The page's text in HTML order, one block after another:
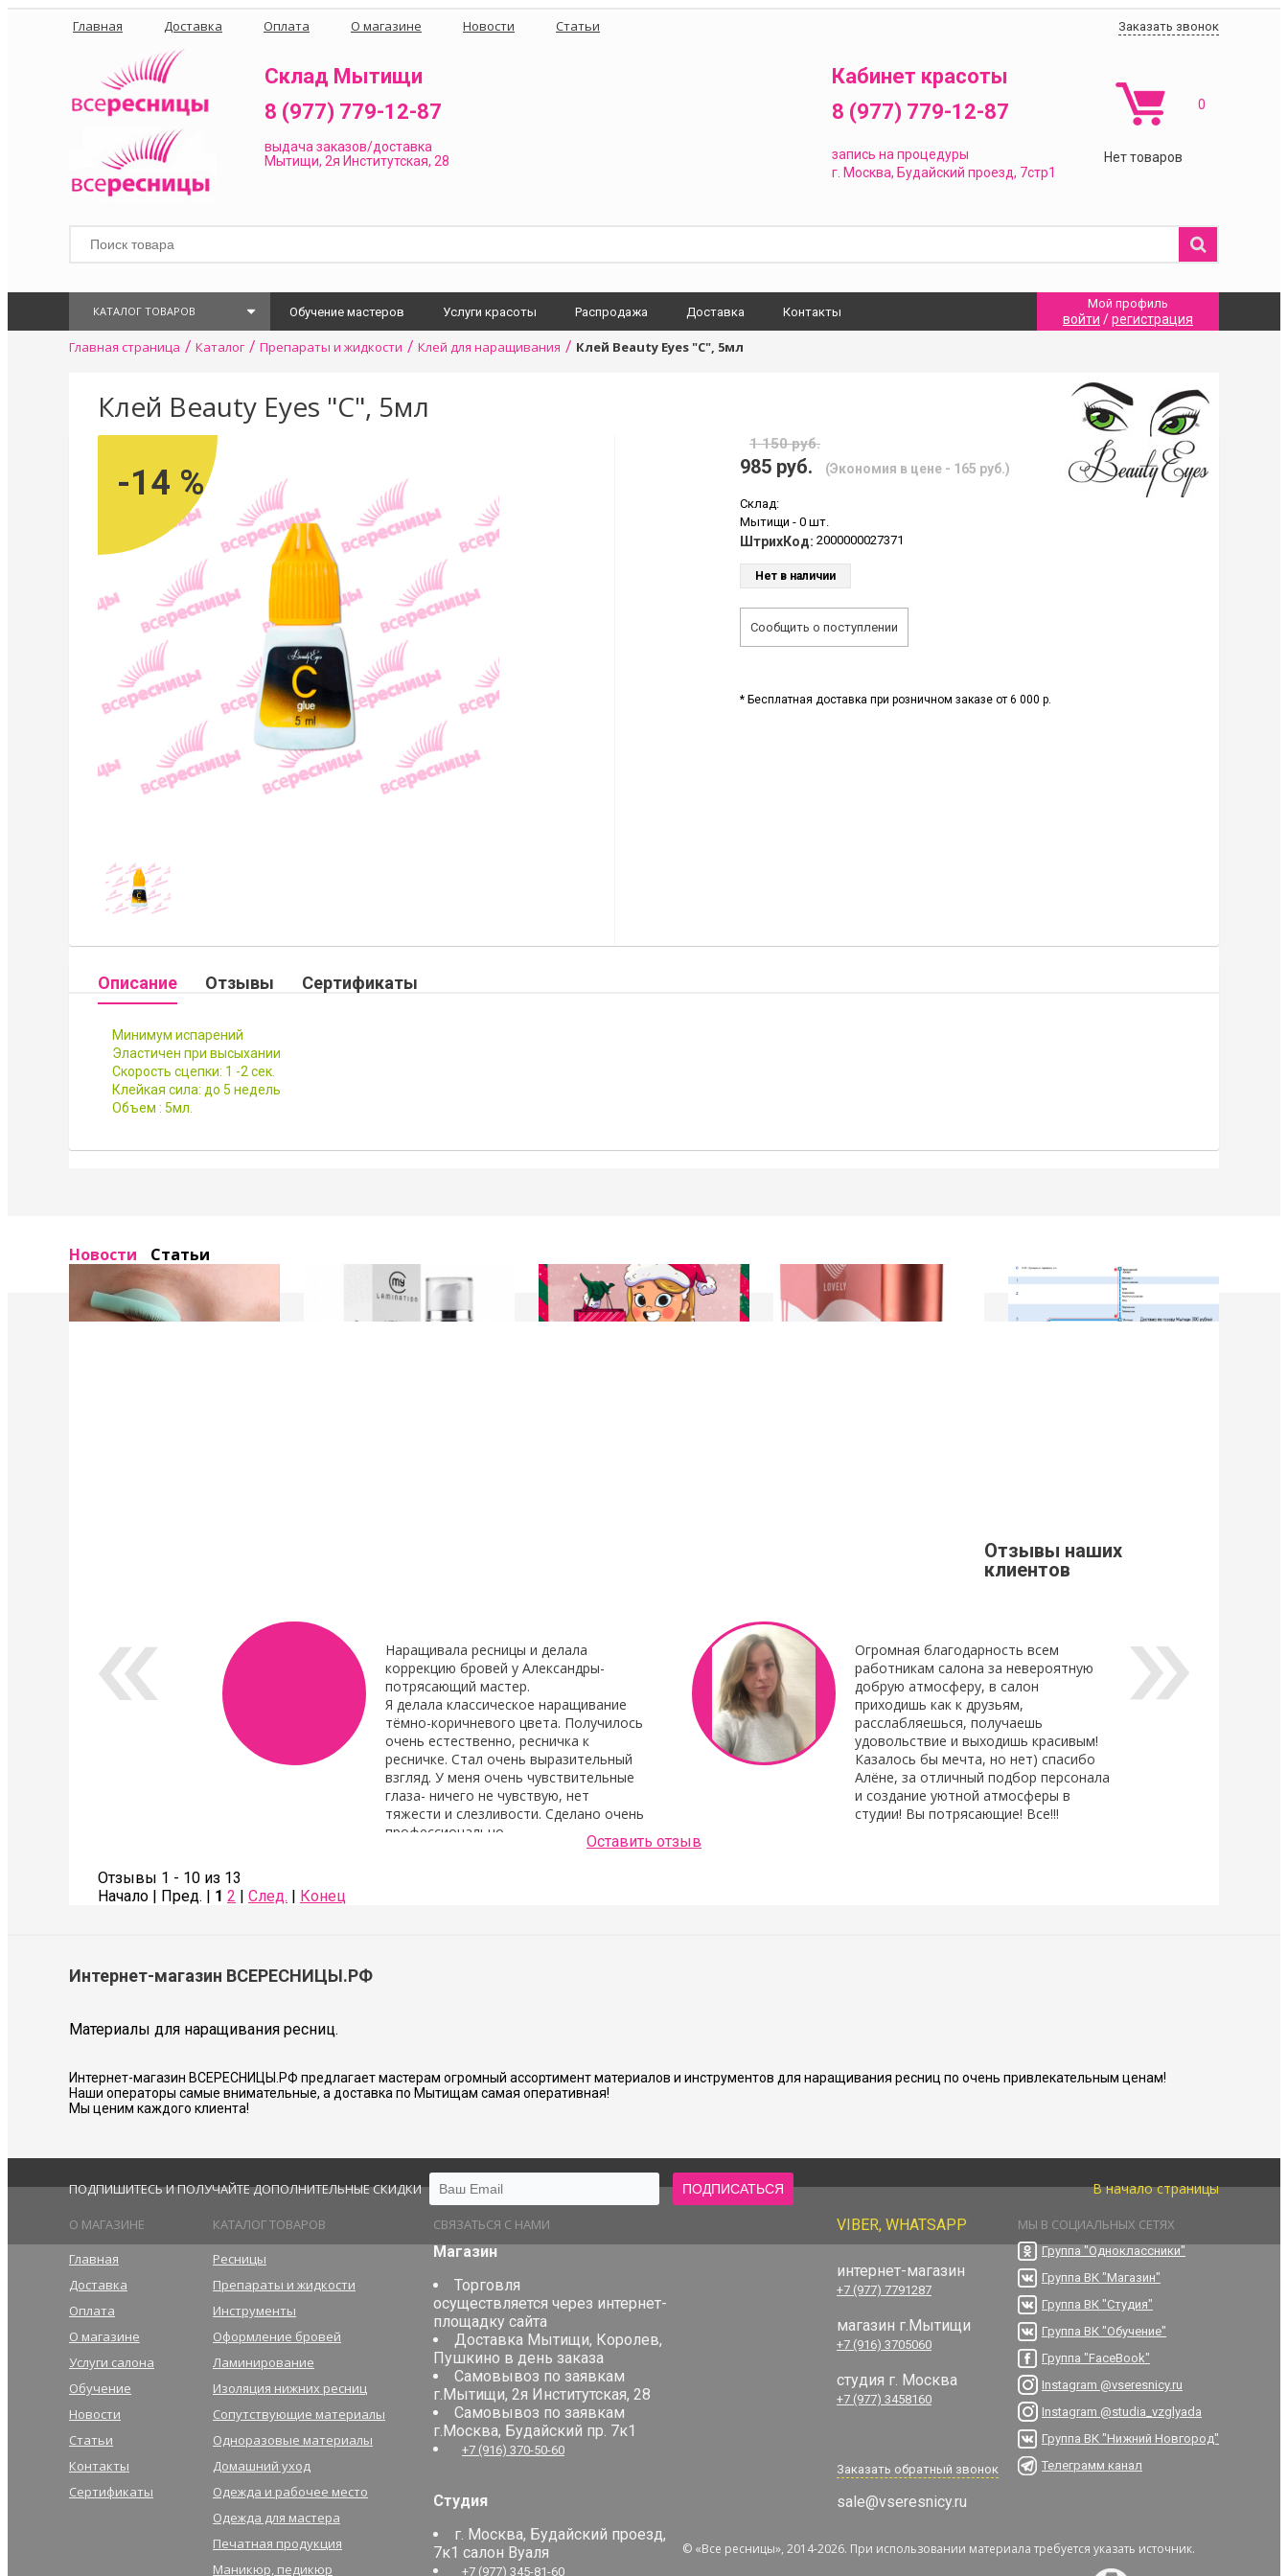
Главная Доставка Оплата О магазине Новости Статьи Заказать звонок
Склад Мытищи
8 (977) 779-12-87
выдача заказов/доставка
Мытищи, 2я Институтская, 28
Кабинет красоты
8 (977) 779-12-87
запись на процедуры
г. Москва, Будайский проезд, 7стр1
Нет товаров
0
КАТАЛОГ ТОВАРОВ Обучение мастеров Услуги красоты Распродажа Доставка Контакты
Мой профиль
войти /регистрация
Главная страница / Каталог / Препараты и жидкости / Клей для наращивания / Клей Beauty Eyes "C", 5мл
Клей Beauty Eyes "C", 5мл
-14 %
1 150 руб.
985 руб. (Экономия в цене - 165 руб.)
Склад:
Мытищи - 0 шт.
ШтрихКод: 2000000027371
Нет в наличии
Сообщить о поступлении
* Бесплатная доставка при розничном заказе от 6 000 р.
Описание Отзывы Сертификаты
Минимум испарений
Эластичен при высыхании
Скорость сцепки: 1 -2 сек.
Клейкая сила: до 5 недель
Объем : 5мл.
Новости Статьи
Отзывы наших
клиентов
Наращивала ресницы и делала
коррекцию бровей у Александры-
потрясающий мастер.
Я делала классическое наращивание
тёмно-коричневого цвета. Получилось
очень естественно, ресничка к
ресничке. Стал очень выразительный
взгляд. У меня очень чувствительные
глаза- ничего не чувствую, нет
тяжести и слезливости. Сделано очень
профессионально.
Также сделала коррекцию бровей- очень аккуратно и хорошо сделано.
Советую всем!
Соколова Галина
Огромная благодарность всем
работникам салона за невероятную
добрую атмосферу, в салон
приходишь как к друзьям,
расслабляешься, получаешь
удовольствие и выходишь красивым!
Казалось бы мечта, но нет) спасибо
Алёне, за отличный подбор персонала
и создание уютной атмосферы в
студии! Вы потрясающие! Все!!!
Людмила Шашок
Оставить отзыв
Отзывы 1 - 10 из 13
Начало | Пред. | 1 2 След. Конец
Интернет-магазин ВСЕРЕСНИЦЫ.РФ
Материалы для наращивания ресниц.
Интернет-магазин ВСЕРЕСНИЦЫ.РФ предлагает мастерам огромный ассортимент материалов и инструментов для наращивания ресниц по очень привлекательным ценам!
Наши операторы самые внимательные, а доставка по Мытищам самая оперативная!
Мы ценим каждого клиента!
ПОДПИШИТЕСЬ И ПОЛУЧАЙТЕ ДОПОЛНИТЕЛЬНЫЕ СКИДКИ В начало страницы
О МАГАЗИНЕ
Главная
Доставка
Оплата
О магазине
Услуги салона
Обучение
Новости
Статьи
Контакты
Сертификаты
КАТАЛОГ ТОВАРОВ
Ресницы
Препараты и жидкости
Инструменты
Оформление бровей
Ламинирование
Изоляция нижних ресниц
Сопутствующие материалы
Одноразовые материалы
Домашний уход
Одежда и рабочее место
Одежда для мастера
Печатная продукция
Маникюр, педикюр
СВЯЗАТЬСЯ С НАМИ
Магазин
Торговля
осуществляется через интернет-
площадку сайта
Доставка Мытищи, Королев,
Пушкино в день заказа
Самовывоз по заявкам
г.Мытищи, 2я Институтская, 28
Самовывоз по заявкам
г.Москва, Будайский пр. 7к1
+7 (916) 370-50-60
Студия
г. Москва, Будайский проезд,
7к1 салон Вуаля
+7 (977) 345-81-60
МЫ В СОЦИАЛЬНЫХ СЕТЯХ
Группа "Одноклассники"
Группа ВК "Магазин"
Группа ВК "Студия"
Группа ВК "Обучение"
Группа "FaceBook"
Instagram @vseresnicy.ru
Instagram @studia_vzglyada
Группа ВК "Нижний Новгород"
Телеграмм канал
VIBER, WHATSAPP
интернет-магазин
+7 (977) 7791287
магазин г.Мытищи
+7 (916) 3705060
студия г. Москва
+7 (977) 3458160
Заказать обратный звонок
sale@vseresnicy.ru
© «Все ресницы», 2014-2026. При использовании материала требуется указать источник.